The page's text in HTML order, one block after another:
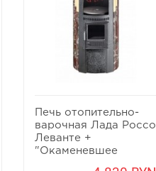
Печь отопительно-
варочная Лада Россо
Леванте +
"Окаменевшее